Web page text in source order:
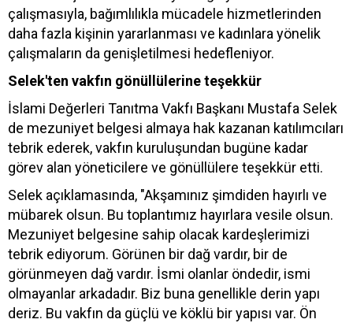
çalışmasıyla, bağımlılıkla mücadele hizmetlerinden
daha fazla kişinin yararlanması ve kadınlara yönelik
çalışmaların da genişletilmesi hedefleniyor.
Selek'ten vakfın gönüllülerine teşekkür
İslami Değerleri Tanıtma Vakfı Başkanı Mustafa Selek
de mezuniyet belgesi almaya hak kazanan katılımcıları
tebrik ederek, vakfın kuruluşundan bugüne kadar
görev alan yöneticilere ve gönüllülere teşekkür etti.
Selek açıklamasında, "Akşamınız şimdiden hayırlı ve
mübarek olsun. Bu toplantımız hayırlara vesile olsun.
Mezuniyet belgesine sahip olacak kardeşlerimizi
tebrik ediyorum. Görünen bir dağ vardır, bir de
görünmeyen dağ vardır. İsmi olanlar öndedir, ismi
olmayanlar arkadadır. Biz buna genellikle derin yapı
deriz. Bu vakfın da güçlü ve köklü bir yapısı var. Ön